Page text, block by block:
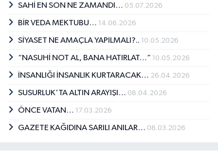
SAHİ EN SON NE ZAMANDI… 05.07.2026
BİR VEDA MEKTUBU… 14.06.2026
SİYASET NE AMAÇLA YAPILMALI?.. 10.05.2026
“NASUHİ NOT AL, BANA HATIRLAT…” 10.05.2026
İNSANLIĞI İNSANLIK KURTARACAK… 26.04.2026
SUSURLUK'TA ALTIN ARAYIŞI… 08.04.2026
ÖNCE VATAN… 17.03.2026
GAZETE KAĞIDINA SARILI ANILAR… 08.03.2026